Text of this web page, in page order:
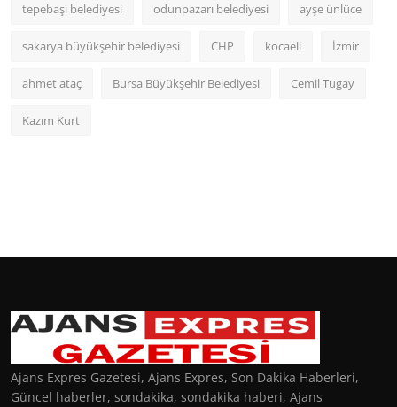
tepebaşı belediyesi odunpazarı belediyesi ayşe ünlüce
sakarya büyükşehir belediyesi CHP kocaeli İzmir
ahmet ataç Bursa Büyükşehir Belediyesi Cemil Tugay
Kazım Kurt
Ajans Expres Gazetesi, Ajans Expres, Son Dakika Haberleri,
Güncel haberler, sondakika, sondakika haberi, Ajans